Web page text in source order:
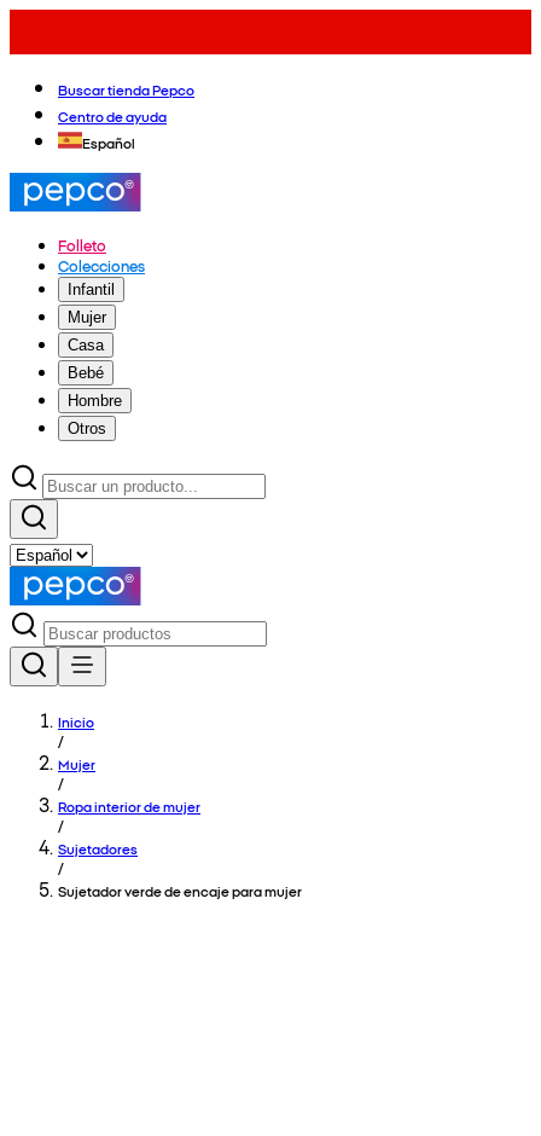
Buscar tienda Pepco
Centro de ayuda
Español
Folleto
Colecciones
Infantil
Mujer
Casa
Bebé
Hombre
Otros
Inicio
/
Mujer
/
Ropa interior de mujer
/
Sujetadores
/
Sujetador verde de encaje para mujer